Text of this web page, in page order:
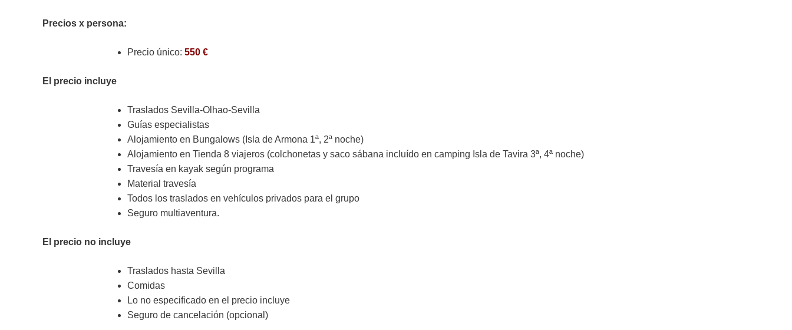
Precios x persona:
Precio único: 550 €
El precio incluye
Traslados Sevilla-Olhao-Sevilla
Guías especialistas
Alojamiento en Bungalows (Isla de Armona 1ª, 2ª noche)
Alojamiento en Tienda 8 viajeros (colchonetas y saco sábana incluído en camping Isla de Tavira 3ª, 4ª noche)
Travesía en kayak según programa
Material travesía
Todos los traslados en vehículos privados para el grupo
Seguro multiaventura.
El precio no incluye
Traslados hasta Sevilla
Comidas
Lo no especificado en el precio incluye
Seguro de cancelación (opcional)